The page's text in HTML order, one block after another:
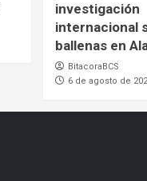
investigación
internacional
ballenas en
BitacoraBCS
6 de agosto de